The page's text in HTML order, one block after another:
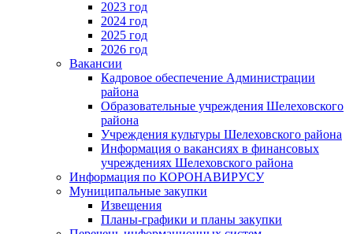
2023 год
2024 год
2025 год
2026 год
Вакансии
Кадровое обеспечение Администрации
района
Образовательные учреждения Шелеховского
района
Учреждения культуры Шелеховского района
Информация о вакансиях в финансовых
учреждениях Шелеховского района
Информация по КОРОНАВИРУСУ
Муниципальные закупки
Извещения
Планы-графики и планы закупки